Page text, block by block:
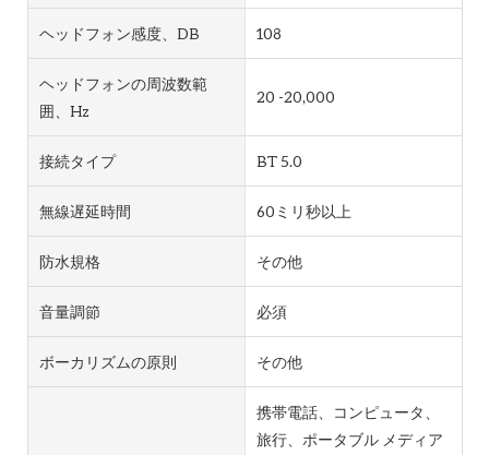
ヘッドフォン感度、dB 108
ヘッドフォンの周波数範
囲、Hz
20 -20,000
接続タイプ BT 5.0
無線遅延時間 60ミリ秒以上
防水規格 その他
音量調節 必須
ボーカリズムの原則 その他
携帯電話、コンピュータ、
旅行、ポータブル メディア